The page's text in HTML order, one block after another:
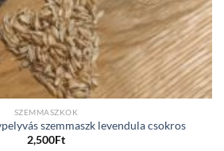
SZEMMASZKOK
szemmaszk levendula csokros
2,500Ft